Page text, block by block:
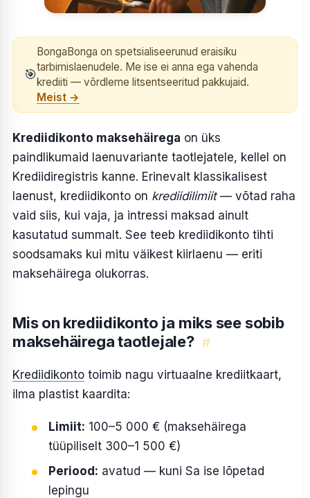
🎯
BongaBonga on spetsialiseerunud eraisiku
tarbimislaenudele. Me ise ei anna ega vahenda
krediiti — võrdleme litsentseeritud pakkujaid.
Meist →
Krediidikonto maksehäirega on üks
paindlikumaid laenuvariante taotlejatele, kellel on
Krediidiregistris kanne. Erinevalt klassikalisest
laenust, krediidikonto on krediidilimiit— võtad raha
vaid siis, kui vaja, ja intressi maksad ainult
kasutatud summalt. See teeb krediidikonto tihti
soodsamaks kui mitu väikest kiirlaenu — eriti
maksehäirega olukorras.
Mis on krediidikonto ja miks see sobib
maksehäirega taotlejale? #
Krediidikonto toimib nagu virtuaalne krediitkaart,
ilma plastist kaardita:
Limiit: 100–5 000 € (maksehäirega
tüüpiliselt 300–1 500 €)
Periood: avatud — kuni Sa ise lõpetad
lepingu